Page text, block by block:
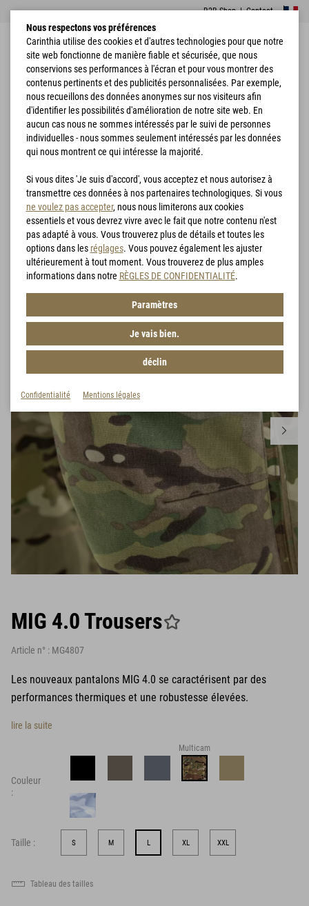
B2B Shop|Contact
Accueil Vêtements Pantalon MIG 4.0 Trousers
MIG 4.0 Trousers
Article n° : MG4807
Les nouveaux pantalons MIG 4.0 se caractérisent par des
performances thermiques et une robustesse élevées.
lire la suite
Couleur
:
Multicam
Taille : S M L XL XXL
Tableau des tailles
Nous respectons vos préférences
Carinthia utilise des cookies et d'autres technologies pour que notre
site web fonctionne de manière fiable et sécurisée, que nous
conservions ses performances à l'écran et pour vous montrer des
contenus pertinents et des publicités personnalisées. Par exemple,
nous recueillons des données anonymes sur nos visiteurs afin
d'identifier les possibilités d'amélioration de notre site web. En
aucun cas nous ne sommes intéressés par le suivi de personnes
individuelles - nous sommes seulement intéressés par les données
qui nous montrent ce qui intéresse la majorité.
Si vous dites 'Je suis d'accord', vous acceptez et nous autorisez à
transmettre ces données à nos partenaires technologiques. Si vous
ne voulez pas accepter, nous nous limiterons aux cookies
essentiels et vous devrez vivre avec le fait que notre contenu n'est
pas adapté à vous. Vous trouverez plus de détails et toutes les
options dans les réglages. Vous pouvez également les ajuster
ultérieurement à tout moment. Vous trouverez de plus amples
informations dans notre RÈGLES DE CONFIDENTIALITÉ.
Paramètres
Je vais bien.
déclin
Confidentialité Mentions légales